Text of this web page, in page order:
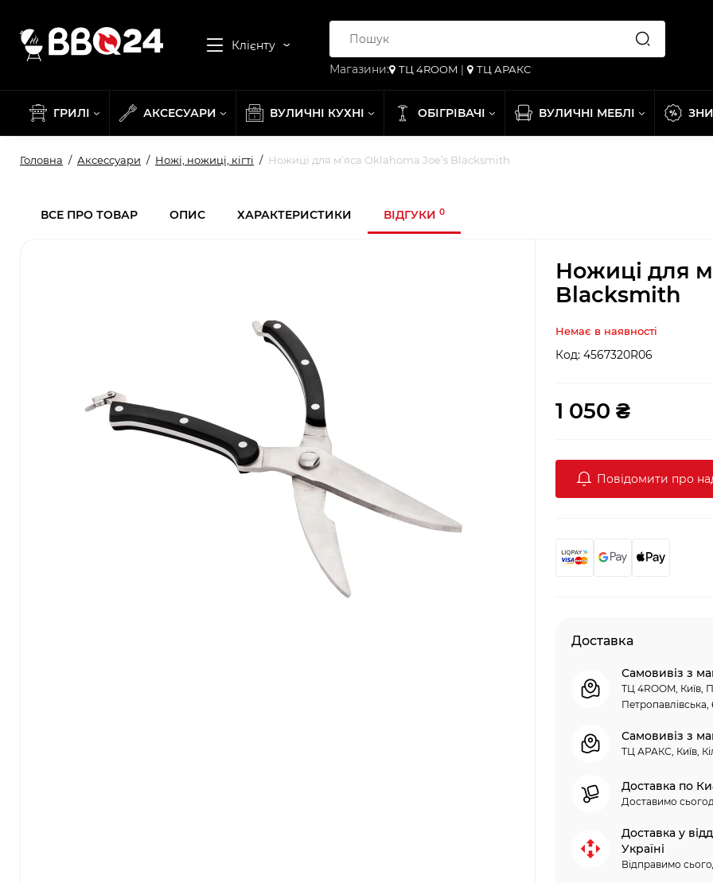
Клієнту
Магазини:
ТЦ 4ROOM | ТЦ АРАКС
ГРИЛІ АКСЕСУАРИ ВУЛИЧНІ КУХНІ ОБІГРІВАЧІ ВУЛИЧНІ МЕБЛІ
Головна Аксессуари Ножі, ножиці, кігті Ножиці для м’яса Oklahoma Joe’s Blacksmith
ВСЕ ПРО ТОВАР ОПИС ХАРАКТЕРИСТИКИ ВІДГУКИ 0
Ножиці для
Blacksmith
Немає в наявності
Код: 4567320R06
1 050 ₴
Повідомити про
Доставка
Самовивіз з
ТЦ 4ROOM, Київ,
Петропавлівська,
Самовивіз з
ТЦ АРАКС, Київ,
Доставка по
Доставимо
Доставка у
Україні
Відправимо